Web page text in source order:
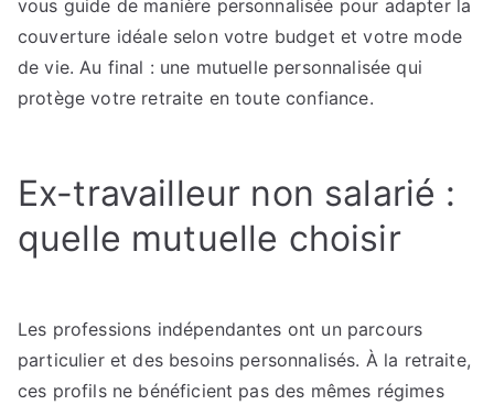
vous guide de manière personnalisée pour adapter la
couverture idéale selon votre budget et votre mode
de vie. Au final : une mutuelle personnalisée qui
protège votre retraite en toute confiance.
Ex-travailleur non salarié :
quelle mutuelle choisir
Les professions indépendantes ont un parcours
particulier et des besoins personnalisés. À la retraite,
ces profils ne bénéficient pas des mêmes régimes